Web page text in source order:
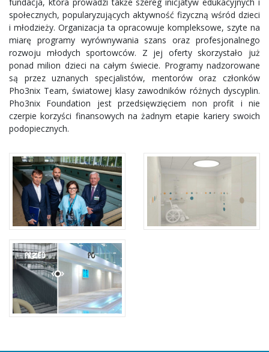
społecznych, popularyzujących aktywność fizyczną wśród dzieci
i młodzieży. Organizacja ta opracowuje kompleksowe, szyte na
miarę programy wyrównywania szans oraz profesjonalnego
rozwoju młodych sportowców. Z jej oferty skorzystało już
ponad milion dzieci na całym świecie. Programy nadzorowane
są przez uznanych specjalistów, mentorów oraz członków
Pho3nix Team, światowej klasy zawodników różnych dyscyplin.
Pho3nix Foundation jest przedsięwzięciem non profit i nie
czerpie korzyści finansowych na żadnym etapie kariery swoich
podopiecznych.